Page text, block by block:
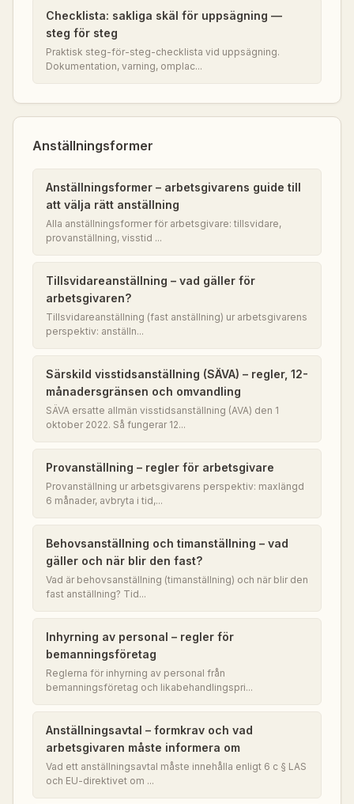
Checklista: sakliga skäl för uppsägning —
steg för steg
Praktisk steg-för-steg-checklista vid uppsägning.
Dokumentation, varning, omplac...
Anställningsformer
Anställningsformer – arbetsgivarens guide till
att välja rätt anställning
Alla anställningsformer för arbetsgivare: tillsvidare,
provanställning, visstid ...
Tillsvidareanställning – vad gäller för
arbetsgivaren?
Tillsvidareanställning (fast anställning) ur arbetsgivarens
perspektiv: anställn...
Särskild visstidsanställning (SÄVA) – regler, 12-
månadersgränsen och omvandling
SÄVA ersatte allmän visstidsanställning (AVA) den 1
oktober 2022. Så fungerar 12...
Provanställning – regler för arbetsgivare
Provanställning ur arbetsgivarens perspektiv: maxlängd
6 månader, avbryta i tid,...
Behovsanställning och timanställning – vad
gäller och när blir den fast?
Vad är behovsanställning (timanställning) och när blir den
fast anställning? Tid...
Inhyrning av personal – regler för
bemanningsföretag
Reglerna för inhyrning av personal från
bemanningsföretag och likabehandlingspri...
Anställningsavtal – formkrav och vad
arbetsgivaren måste informera om
Vad ett anställningsavtal måste innehålla enligt 6 c § LAS
och EU-direktivet om ...